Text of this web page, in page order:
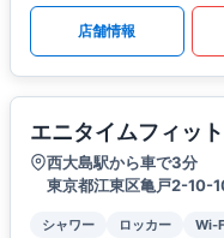
店舗情報
エニタイムフィッ
西大島駅から車で3分
東京都江東区亀戸2-10-
シャワー ロッカー Wi-